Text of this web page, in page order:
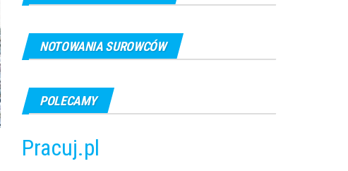
NOTOWANIA SUROWCÓW
POLECAMY
Pracuj.pl